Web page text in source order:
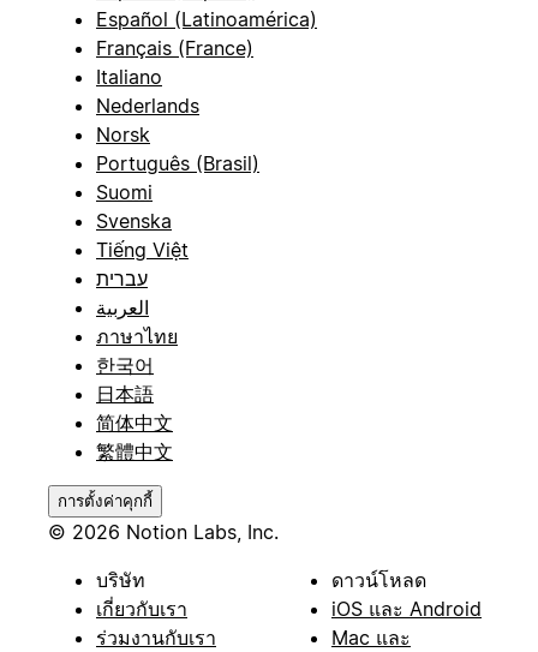
Español (Latinoamérica)
Français (France)
Italiano
Nederlands
Norsk
Português (Brasil)
Suomi
Svenska
Tiếng Việt
עברית
العربية
ภาษาไทย
한국어
日本語
简体中文
繁體中文
การตั้งค่าคุกกี้
© 2026 Notion Labs, Inc.
บริษัท
เกี่ยวกับเรา
ร่วมงานกับเรา
ดาวน์โหลด
iOS และ Android
Mac และ